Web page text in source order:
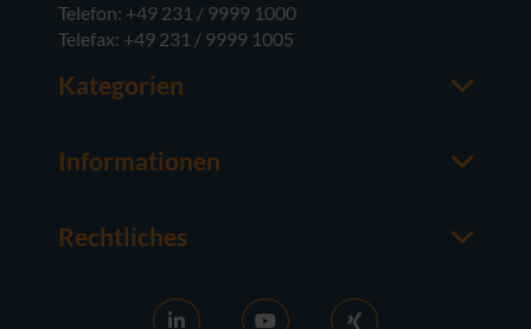
Telefon: +49 231 / 9999 1000
Telefax: +49 231 / 9999 1005
Kategorien
M365
Server-Software
Hardware
Informationen
Über usedSoft
Wissenswertes
Rechtliches